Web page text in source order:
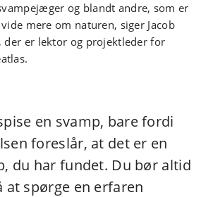
og blandt andre, som er
mere om naturen, siger Jacob
der er lektor og projektleder for
en svamp, bare fordi
foreslår, at det er en
du har fundet. Du bør altid
at spørge en erfaren